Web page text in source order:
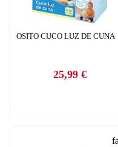
OSITO CUCO LUZ DE CUNA
Precio
25,99 €